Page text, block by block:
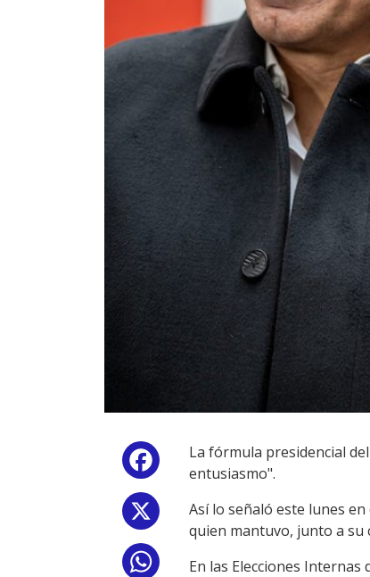
Facebook
WhatsApp
La fórmula presidencial
entusiasmo".
Así lo señaló este lunes
quien mantuvo, junto a su
En las Elecciones